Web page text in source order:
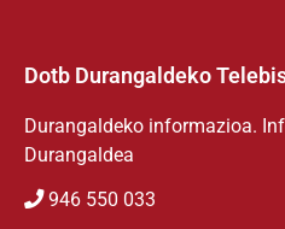
Dotb Durangaldeko
Durangaldeko informazioa.
Durangaldea
946 550 033